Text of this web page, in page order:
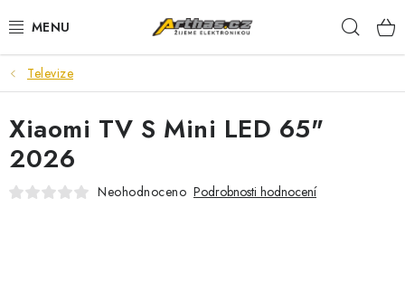
na
TELEFONY, TABLETY
POČÍTAČE, NOTEBOOKY
PRO HRÁČE
Televize
Xiaomi TV S Mini LED 65"
2026
Neohodnoceno Podrobnosti hodnocení